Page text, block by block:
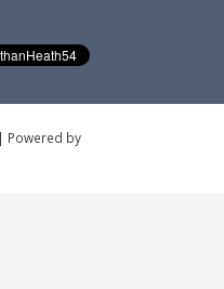
Powered by